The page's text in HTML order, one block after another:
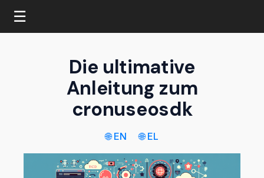
☰
Die ultimative
Anleitung zum
cronuseosdk
🌐 EN 🌐 EL